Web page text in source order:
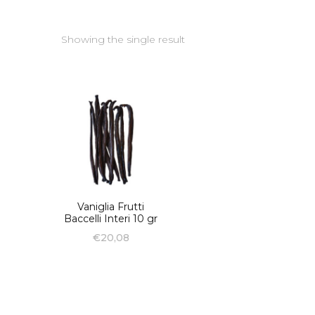
Showing the single result
Vaniglia Frutti
Baccelli Interi 10 gr
€20,08